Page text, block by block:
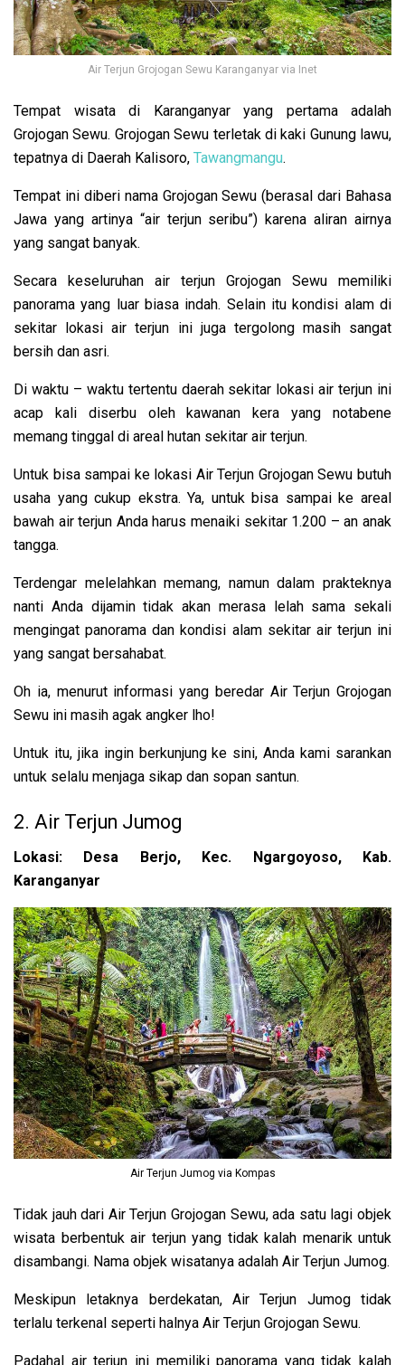
Air Terjun Grojogan Sewu Karanganyar via Inet
Tempat wisata di Karanganyar yang pertama adalah
Grojogan Sewu. Grojogan Sewu terletak di kaki Gunung lawu,
tepatnya di Daerah Kalisoro, Tawangmangu.
Tempat ini diberi nama Grojogan Sewu (berasal dari Bahasa
Jawa yang artinya “air terjun seribu”) karena aliran airnya
yang sangat banyak.
Secara keseluruhan air terjun Grojogan Sewu memiliki
panorama yang luar biasa indah. Selain itu kondisi alam di
sekitar lokasi air terjun ini juga tergolong masih sangat
bersih dan asri.
Di waktu – waktu tertentu daerah sekitar lokasi air terjun ini
acap kali diserbu oleh kawanan kera yang notabene
memang tinggal di areal hutan sekitar air terjun.
Untuk bisa sampai ke lokasi Air Terjun Grojogan Sewu butuh
usaha yang cukup ekstra. Ya, untuk bisa sampai ke areal
bawah air terjun Anda harus menaiki sekitar 1.200 – an anak
tangga.
Terdengar melelahkan memang, namun dalam prakteknya
nanti Anda dijamin tidak akan merasa lelah sama sekali
mengingat panorama dan kondisi alam sekitar air terjun ini
yang sangat bersahabat.
Oh ia, menurut informasi yang beredar Air Terjun Grojogan
Sewu ini masih agak angker lho!
Untuk itu, jika ingin berkunjung ke sini, Anda kami sarankan
untuk selalu menjaga sikap dan sopan santun.
2. Air Terjun Jumog
Lokasi: Desa Berjo, Kec. Ngargoyoso, Kab.
Karanganyar
Air Terjun Jumog via Kompas
Tidak jauh dari Air Terjun Grojogan Sewu, ada satu lagi objek
wisata berbentuk air terjun yang tidak kalah menarik untuk
disambangi. Nama objek wisatanya adalah Air Terjun Jumog.
Meskipun letaknya berdekatan, Air Terjun Jumog tidak
terlalu terkenal seperti halnya Air Terjun Grojogan Sewu.
Padahal air terjun ini memiliki panorama yang tidak kalah